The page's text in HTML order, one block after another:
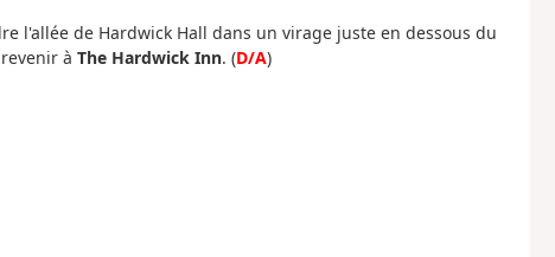
l'allée de Hardwick Hall dans un virage juste en dessous du
à The Hardwick Inn. (D/A)